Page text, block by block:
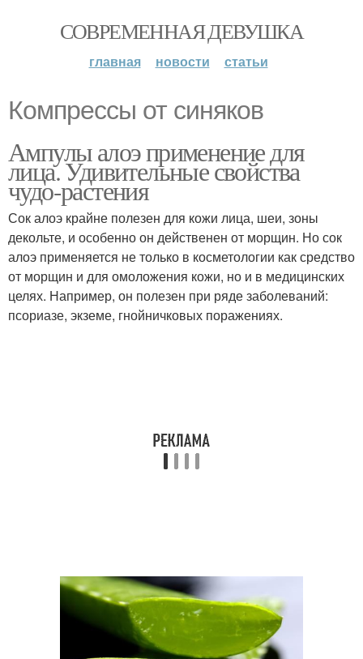
СОВРЕМЕННАЯ ДЕВУШКА
главная новости статьи
Компрессы от синяков
Ампулы алоэ применение для
лица. Удивительные свойства
чудо-растения
Сок алоэ крайне полезен для кожи лица, шеи, зоны
декольте, и особенно он действенен от морщин. Но сок
алоэ применяется не только в косметологии как средство
от морщин и для омоложения кожи, но и в медицинских
целях. Например, он полезен при ряде заболеваний:
псориазе, экземе, гнойничковых поражениях.